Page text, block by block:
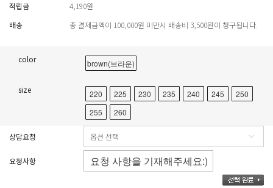
적립금
4,190원
배송
총 결제금액이 100,000원 미만시 배송비 3,500원이 청구됩니다.
color brown(브라운)
size 220 225 230 235 240 245
250
255
260
상담요청
요청사항